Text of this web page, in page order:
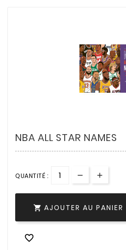
NBA ALL STAR NAMES
QUANTITÉ :
 AJOUTER AU PANIER
